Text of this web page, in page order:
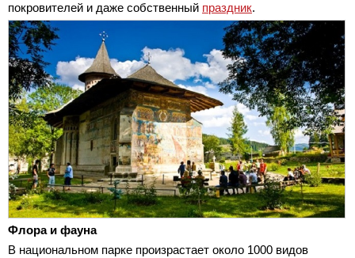
покровителей и даже собственный праздник.
Флора и фауна
В национальном парке произрастает около 1000 видов